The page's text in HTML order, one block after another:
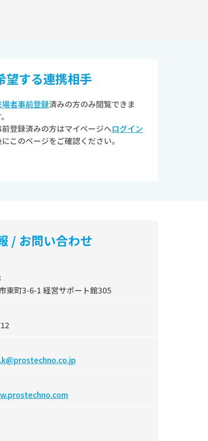
望する連携相⼿
者事前登録済みの方のみ閲覧できま
登録済みの方はマイページへログイン
このページをご確認ください。
/ お問い合わせ
東町3-6-1 経営サポート館305